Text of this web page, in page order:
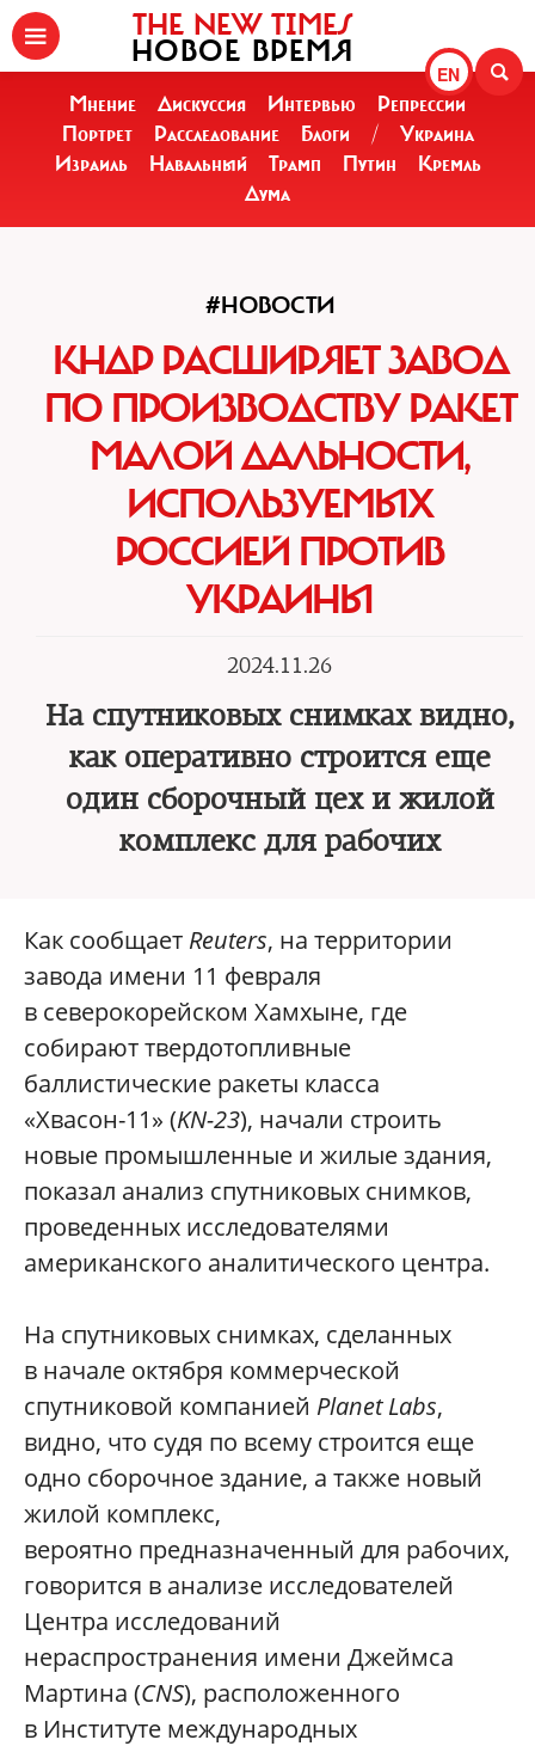
EN
THE NEW TIMES
НОВОЕ ВРЕМЯ
Мнение Дискуссия Интервью
Репрессии
Портрет
Расследование Блоги /
Украина
Израиль
Навальный Трамп Путин
Кремль
Дума
#НОВОСТИ
КНДР РАСШИРЯЕТ ЗАВОД
ПО ПРОИЗВОДСТВУ РАКЕТ
МАЛОЙ ДАЛЬНОСТИ,
ИСПОЛЬЗУЕМЫХ
РОССИЕЙ ПРОТИВ
УКРАИНЫ
2024.11.26
На спутниковых снимках видно,
как оперативно строится еще
один сборочный цех и жилой
комплекс для рабочих
Как сообщает Reuters, на территории
завода имени 11 февраля
в северокорейском Хамхыне, где
собирают твердотопливные
баллистические ракеты класса
«Хвасон-11» (KN-23), начали строить
новые промышленные и жилые здания,
показал анализ спутниковых снимков,
проведенных исследователями
американского аналитического центра.
На спутниковых снимках, сделанных
в начале октября коммерческой
спутниковой компанией Planet Labs,
видно, что судя по всему строится еще
одно сборочное здание, а также новый
жилой комплекс,
вероятно предназначенный для рабочих,
говорится в анализе исследователей
Центра исследований
нераспространения имени Джеймса
Мартина (CNS), расположенного
в Институте международных